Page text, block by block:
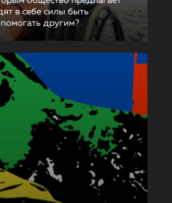
в себе силы быть
другим?